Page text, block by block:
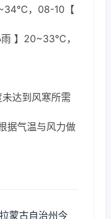
，08-10【
】20~33℃，
达到风寒所需
据气温与风力做
蒙古自治州今